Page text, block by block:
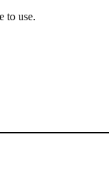
to use.